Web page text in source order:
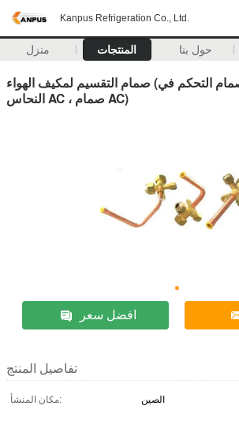
Kanpus Refrigeration Co., Ltd.
منزل المنتجات حول بنا
صمام التقسيم لمكيف الهواء (صمام التحكم في A / C ، صمام
النحاس AC ، صمام AC)
افضل سعر
تفاصيل المنتج
مكان المنشأ: الصين